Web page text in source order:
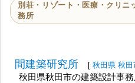
別荘・リゾート・医療・クリニ
務所
間建築研究所 [ 秋田県 秋田
秋田県秋田市の建築設計事